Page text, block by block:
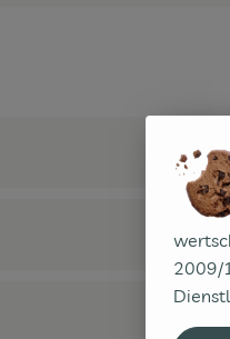
2009/